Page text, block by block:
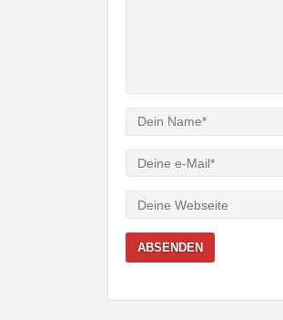
Verfasser
Mail
Webseite